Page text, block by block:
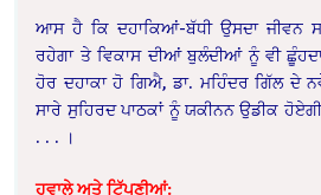
ਆਸ ਹੈ ਕਿ ਦਹਾਕਿਆਂ-ਬੱਧੀ ਉਸਦਾ ਜੀਵਨ
ਰਹੇਗਾ ਤੇ ਵਿਕਾਸ ਦੀਆਂ ਬੁਲੰਦੀਆਂ ਨੂੰ ਵੀ
ਹੋਰ ਦਹਾਕਾ ਹੋ ਗਿਐ, ਡਾ. ਮਹਿੰਦਰ ਗਿੱਲ ਦੇ
ਸਾਰੇ ਸੁਹਿਰਦ ਪਾਠਕਾਂ ਨੂੰ ਯਕੀਨਨ ਉਡੀਕ
. . . ।
ਹਵਾਲੇ ਅਤੇ ਟਿੱਪਣੀਆਂ: